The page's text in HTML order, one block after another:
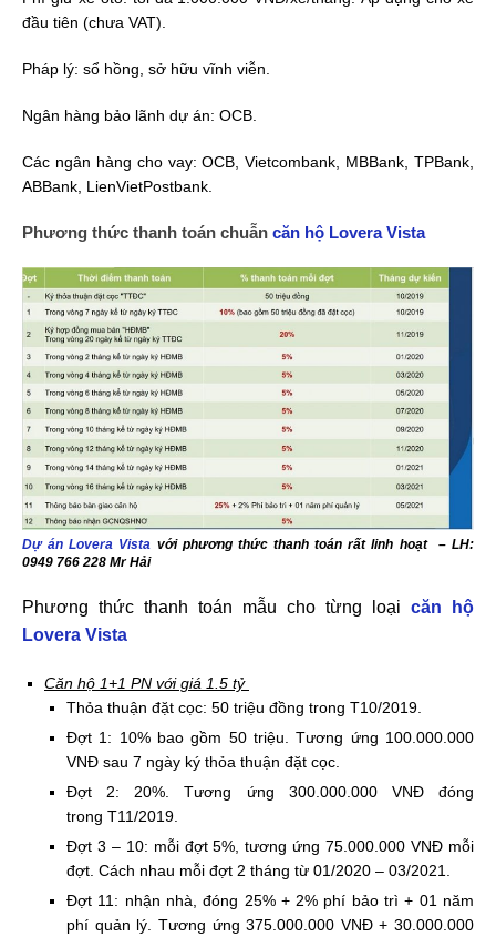
đầu tiên (chưa VAT).
Pháp lý: sổ hồng, sở hữu vĩnh viễn.
Ngân hàng bảo lãnh dự án: OCB.
Các ngân hàng cho vay: OCB, Vietcombank, MBBank, TPBank,
ABBank, LienVietPostbank.
Phương thức thanh toán chuẫn căn hộ Lovera Vista
Dự án Lovera Vista với phương thức thanh toán rất linh hoạt – LH:
0949 766 228 Mr Hải
Phương thức thanh toán mẫu cho từng loại căn hộ
Lovera Vista
Căn hộ 1+1 PN với giá 1.5 tỷ
​Thỏa thuận đặt cọc: 50 triệu đồng trong T10/2019.
Đợt 1: 10% bao gồm 50 triệu. Tương ứng 100.000.000
VNĐ sau 7 ngày ký thỏa thuận đặt cọc.
Đợt 2: 20%. Tương ứng 300.000.000 VNĐ đóng
trong T11/2019.
Đợt 3 – 10: mỗi đợt 5%, tương ứng 75.000.000 VNĐ mỗi
đợt. Cách nhau mỗi đợt 2 tháng từ 01/2020 – 03/2021.
Đợt 11: nhận nhà, đóng 25% + 2% phí bảo trì + 01 năm
phí quản lý. Tương ứng 375.000.000 VNĐ + 30.000.000